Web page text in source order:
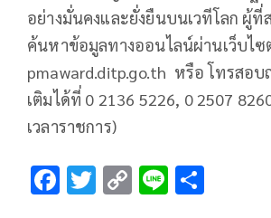
อย่างมั่นคงและยั่งยืนบนเวทีโลก ผู้ที่
ค้นหาข้อมูลทางออนไลน์ผ่านเว็บไซ
pmaward.ditp.go.th หรือ โทรสอบ
เติมได้ที่ 0 2136 5226, 0 2507
เวลาราชการ)
F T C Li